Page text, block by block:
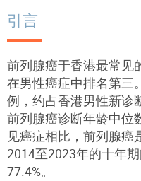
轻松一下，充下电啦！
小贴士‧「家」资源
引言
前列腺癌于香港最常见
在男性癌症中排名第三
例，约占香港男性新诊
前列腺癌诊断年龄中位
见癌症相比，前列腺癌
2014至2023年的十年
77.4%。